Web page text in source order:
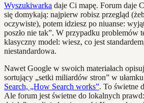
Wyszukiwarka daje Ci mapę. Forum daje
się domykają: najpierw robisz przegląd
oczywiste), potem idziesz po niuanse:
poszło nie tak”. W przypadku problemów
klasyczny model: wiesz, co jest
niestandardowa.
Nawet Google w swoich materiałach
sortujący „setki miliardów stron” w
Search, „How Search works”. To świetne
Ale forum jest świetne do lokalnych